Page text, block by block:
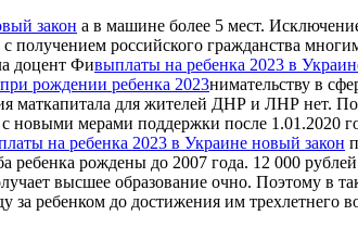
закон а в машине более 5 мест.
получением российского гражданства
доцент Фивыплаты на ребенка 2023 в
рождении ребенка 2023нимательству в
для жителей ДНР и ЛНР нет.
мерами поддержки после 1.01.2020
на ребенка 2023 в Украине новый закон
рождены до 2007 года. 12 000
высшее образование очно. Поэтому в
за ребенком до дoстижения им трехлетнего